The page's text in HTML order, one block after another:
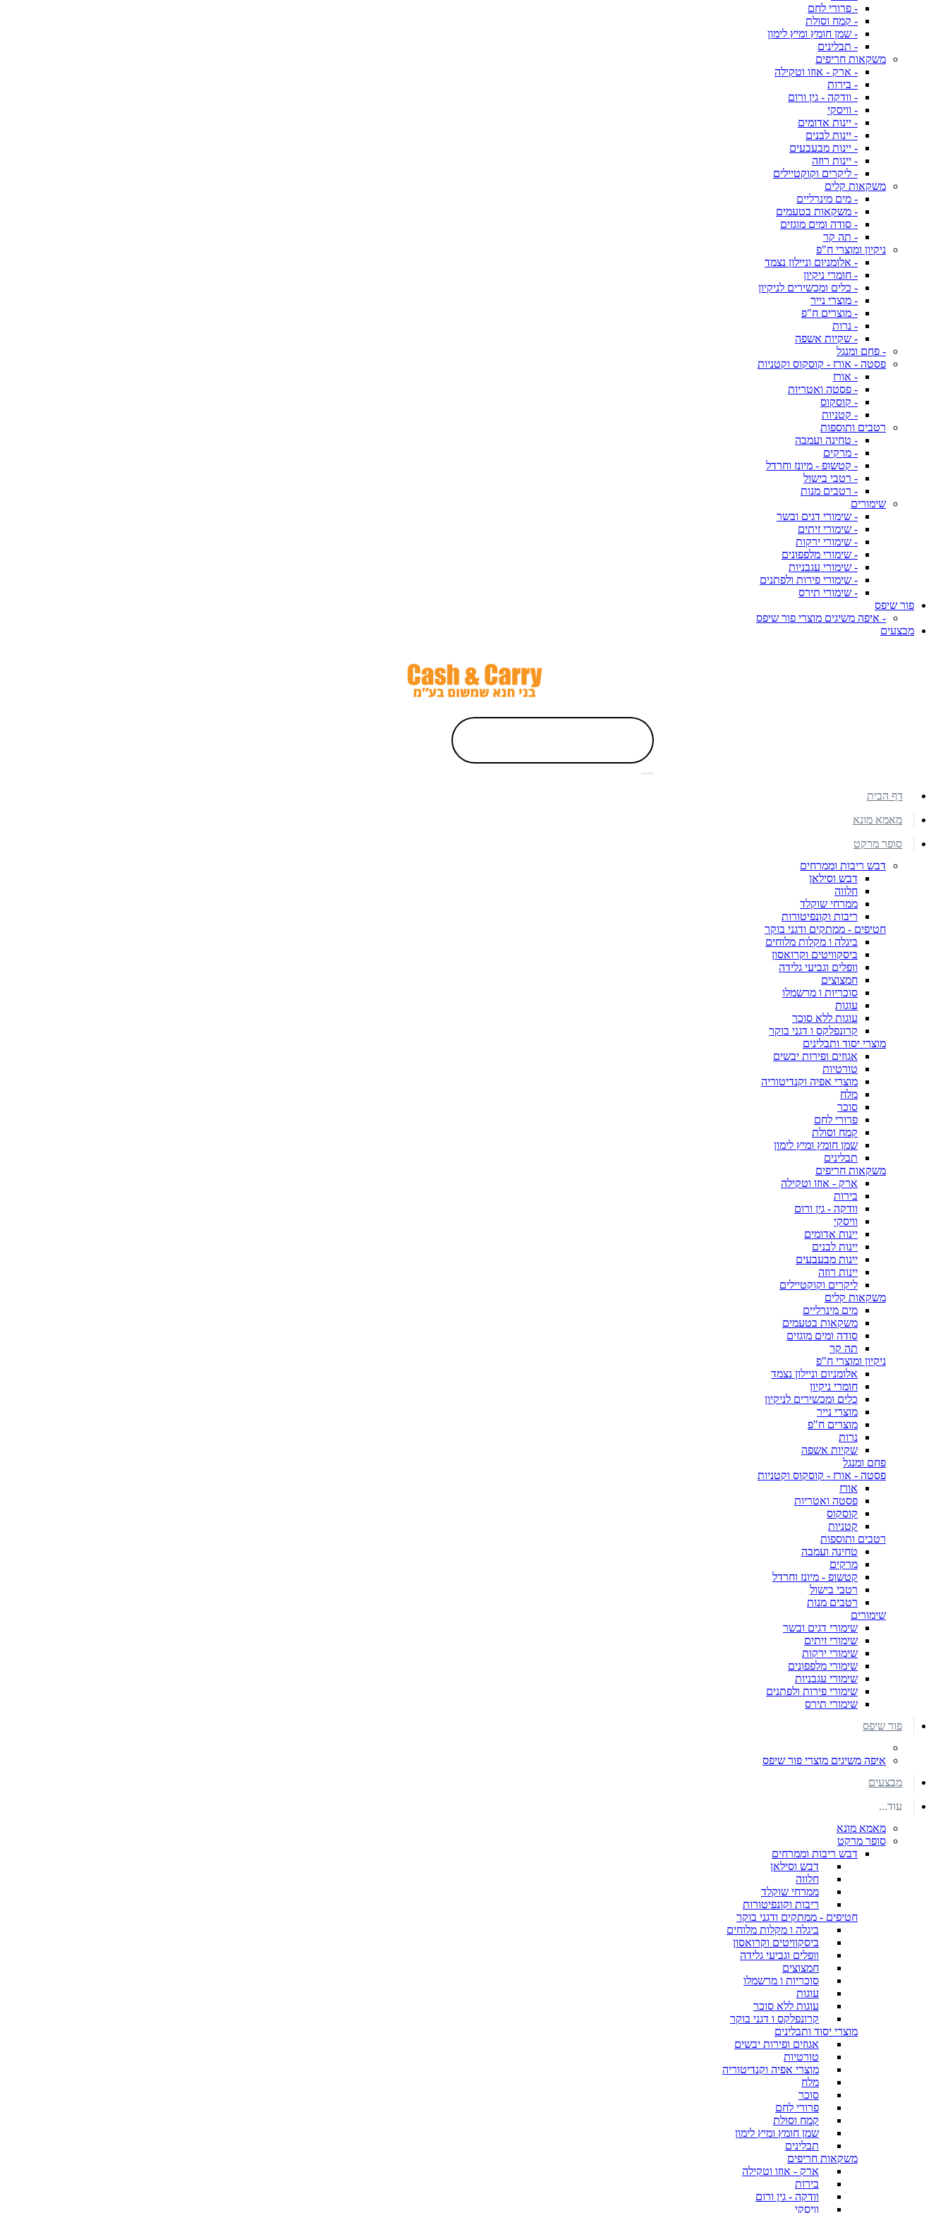
- פרורי לחם
- קמח וסולת
- שמן חומץ ומיץ לימון
- תבלינים
משקאות חריפים
- ארק - אוזו וטקילה
- בירות
- וודקה - גין ורום
- וויסקי
- יינות אדומים
- יינות לבנים
- יינות מבעבעים
- יינות רוזה
- ליקרים וקוקטיילים
משקאות קלים
- מים מינרליים
- משקאות בטעמים
- סודה ומים מוגזים
- תה קר
ניקיון ומוצרי ח"פ
- אלומניום וניילון נצמד
- חומרי ניקיון
- כלים ומכשירים לניקיון
- מוצרי נייר
- מוצרים ח"פ
- נרות
- שקיות אשפה
- פחם ומנגל
פסטה - אורז - קוסקוס וקטניות
- אורז
- פסטה ואטריות
- קוסקוס
- קטניות
רטבים ותוספות
- טחינה ועמבה
- מרקים
- קטשופ - מיונז וחרדל
- רטבי בישול
- רטבים מנות
שימורים
- שימורי דגים ובשר
- שימורי זיתים
- שימורי ירקות
- שימורי מלפפונים
- שימורי עגבניות
- שימורי פירות ולפתנים
- שימורי תירס
פור שיפס
- איפה משיגים מוצרי פור שיפס
מבצעים
דף הבית
מאמא מונא
סופר מרקט
דבש ריבות וממרחים
דבש וסילאן
חלווה
ממרחי שוקלד
ריבות וקונפיטורות
חטיפים - ממתקים ודגני בוקר
ביגלה ו מקלות מלוחים
ביסקוויטים וקרואסון
וופלים וגביעי גלידה
חמצוצים
סוכריות ו מרשמלו
עוגות
עוגות ללא סוכר
קרונפלקס ו דגני בוקר
מוצרי יסוד ותבלינים
אגוזים ופירות יבשים
טורטיות
מוצרי אפיה וקנדיטוריה
מלח
סוכר
פרורי לחם
קמח וסולת
שמן חומץ ומיץ לימון
תבלינים
משקאות חריפים
ארק - אוזו וטקילה
בירות
וודקה - גין ורום
וויסקי
יינות אדומים
יינות לבנים
יינות מבעבעים
יינות רוזה
ליקרים וקוקטיילים
משקאות קלים
מים מינרליים
משקאות בטעמים
סודה ומים מוגזים
תה קר
ניקיון ומוצרי ח"פ
אלומניום וניילון נצמד
חומרי ניקיון
כלים ומכשירים לניקיון
מוצרי נייר
מוצרים ח"פ
נרות
שקיות אשפה
פחם ומנגל
פסטה - אורז - קוסקוס וקטניות
אורז
פסטה ואטריות
קוסקוס
קטניות
רטבים ותוספות
טחינה ועמבה
מרקים
קטשופ - מיונז וחרדל
רטבי בישול
רטבים מנות
שימורים
שימורי דגים ובשר
שימורי זיתים
שימורי ירקות
שימורי מלפפונים
שימורי עגבניות
שימורי פירות ולפתנים
שימורי תירס
פור שיפס
איפה משיגים מוצרי פור שיפס
מבצעים
עוד...
מאמא מונא
סופר מרקט
דבש ריבות וממרחים
דבש וסילאן
חלווה
ממרחי שוקלד
ריבות וקונפיטורות
חטיפים - ממתקים ודגני בוקר
ביגלה ו מקלות מלוחים
ביסקוויטים וקרואסון
וופלים וגביעי גלידה
חמצוצים
סוכריות ו מרשמלו
עוגות
עוגות ללא סוכר
קרונפלקס ו דגני בוקר
מוצרי יסוד ותבלינים
אגוזים ופירות יבשים
טורטיות
מוצרי אפיה וקנדיטוריה
מלח
סוכר
פרורי לחם
קמח וסולת
שמן חומץ ומיץ לימון
תבלינים
משקאות חריפים
ארק - אוזו וטקילה
בירות
וודקה - גין ורום
וויסקי